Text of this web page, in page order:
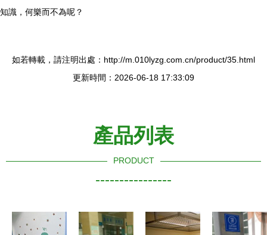
知識，何樂而不為呢？
如若轉載，請注明出處：http://m.010lyzg.com.cn/product/35.html
更新時間：2026-06-18 17:33:09
產品列表
PRODUCT
----------------